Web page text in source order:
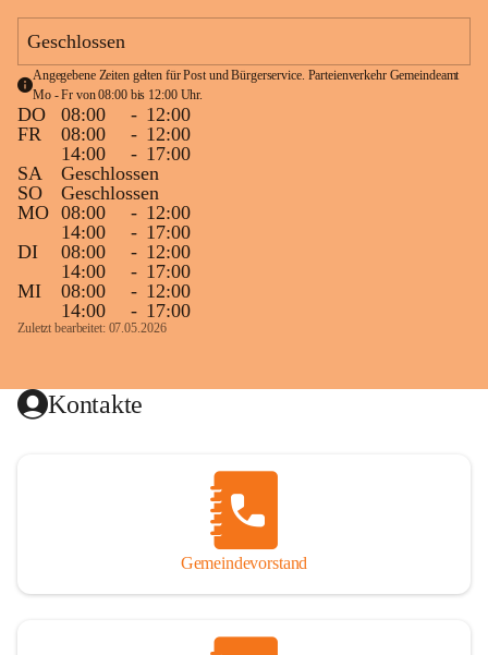
Geschlossen
Angegebene Zeiten gelten für Post und Bürgerservice. Parteienverkehr Gemeindeamt
Mo - Fr von 08:00 bis 12:00 Uhr.
DO 08:00 - 12:00
FR
08:00 - 12:00
14:00
- 17:00
SA
Geschlossen
SO
Geschlossen
MO 08:00 - 12:00
14:00
- 17:00
DI
08:00 - 12:00
14:00
- 17:00
MI
08:00 - 12:00
14:00
- 17:00
Zuletzt bearbeitet: 07.05.2026
Kontakte
Gemeindevorstand